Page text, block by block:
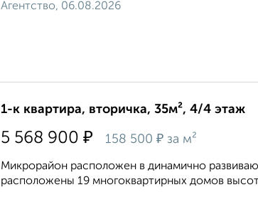
Агентство, 06.08.2026
1-к квартира, вторичка, 35м², 4/4 этаж
5 568 900 ₽ 158 500 ₽ за м²
Микрорайон расположен в динамично
расположены 19 многоквартирных домов